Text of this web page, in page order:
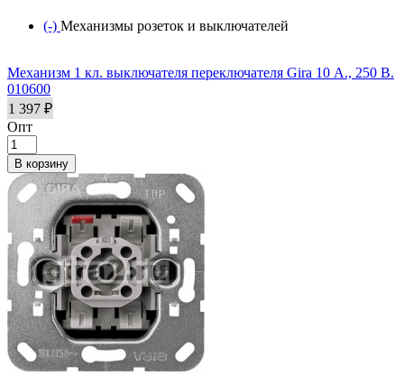
(-) Remove Механизмы розеток и выключателей filter
Механизмы розеток и выключателей
Механизм 1 кл. выключателя переключателя Gira 10 А., 250 В.
010600
1 397 ₽
Опт